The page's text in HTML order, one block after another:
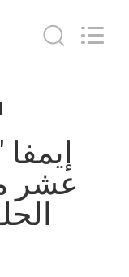
منتجات
Equipment
عشر